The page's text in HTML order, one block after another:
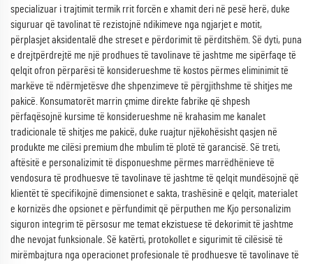
specializuar i trajtimit termik rrit forcën e xhamit deri në pesë herë, duke
siguruar që tavolinat të rezistojnë ndikimeve nga ngjarjet e motit,
përplasjet aksidentalë dhe streset e përdorimit të përditshëm. Së dyti, puna
e drejtpërdrejtë me një prodhues të tavolinave të jashtme me sipërfaqe të
qelqit ofron përparësi të konsiderueshme të kostos përmes eliminimit të
markëve të ndërmjetësve dhe shpenzimeve të përgjithshme të shitjes me
pakicë. Konsumatorët marrin çmime direkte fabrike që shpesh
përfaqësojnë kursime të konsiderueshme në krahasim me kanalet
tradicionale të shitjes me pakicë, duke ruajtur njëkohësisht qasjen në
produkte me cilësi premium dhe mbulim të plotë të garancisë. Së treti,
aftësitë e personalizimit të disponueshme përmes marrëdhënieve të
vendosura të prodhuesve të tavolinave të jashtme të qelqit mundësojnë që
klientët të specifikojnë dimensionet e sakta, trashësinë e qelqit, materialet
e kornizës dhe opsionet e përfundimit që përputhen me Kjo personalizim
siguron integrim të përsosur me temat ekzistuese të dekorimit të jashtme
dhe nevojat funksionale. Së katërti, protokollet e sigurimit të cilësisë të
mirëmbajtura nga operacionet profesionale të prodhuesve të tavolinave të